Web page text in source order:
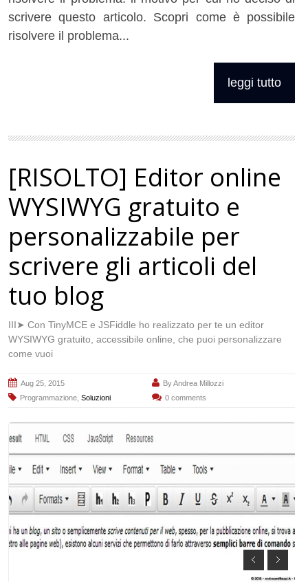
scrivere questo articolo. Scopri come è possibile
risolvere il problema...
leggi tutto
[RISOLTO] Editor online
WYSIWYG gratuito e
personalizzabile per
scrivere gli articoli del
tuo blog
III➤ Con TinyMCE e JSFiddle ho realizzato per te un editor
WYSIWYG gratuito, accessibile online, che puoi personalizzare
come vuoi
Aug 25, 2015 ByAndrea Millozzi
Programmazione Soluzioni 0 comments